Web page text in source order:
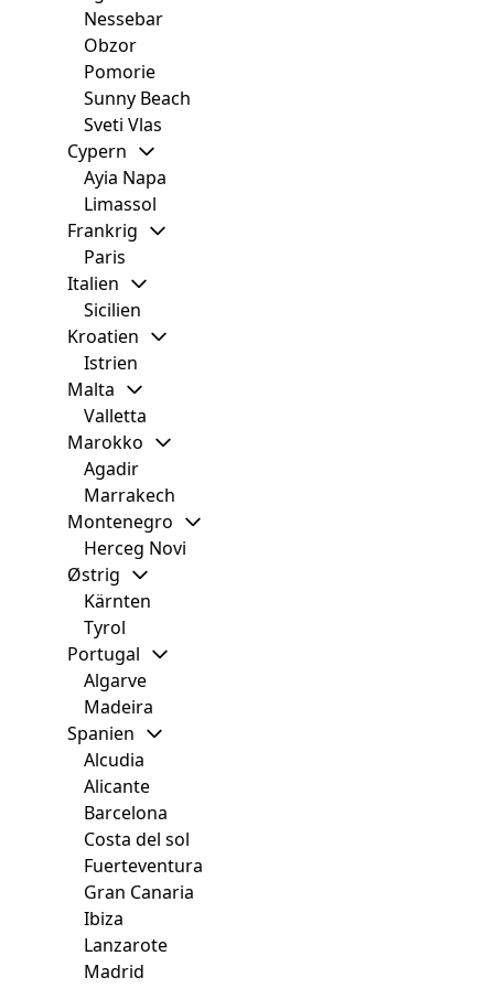
Nessebar
Obzor
Pomorie
Sunny Beach
Sveti Vlas
Cypern
Ayia Napa
Limassol
Frankrig
Paris
Italien
Sicilien
Kroatien
Istrien
Malta
Valletta
Marokko
Agadir
Marrakech
Montenegro
Herceg Novi
Østrig
Kärnten
Tyrol
Portugal
Algarve
Madeira
Spanien
Alcudia
Alicante
Barcelona
Costa del sol
Fuerteventura
Gran Canaria
Ibiza
Lanzarote
Madrid